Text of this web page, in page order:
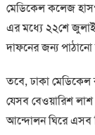
মেডিকেল কলেজ
এর মধ্যে ২২শে
দাফনের জন্য পাঠানো
তবে, ঢাকা
যেসব বেওয়ারিশ
আন্দোলন ঘিরে এসব